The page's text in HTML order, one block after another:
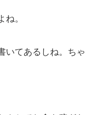
。
いてあるしね。ちゃ